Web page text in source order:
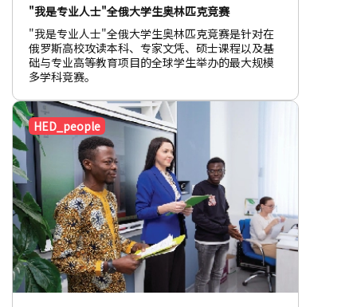
"我是专业人士"全俄大学生奥林匹克竞赛
"我是专业人士"全俄大学生奥林匹克竞赛是针对在
俄罗斯高校攻读本科、专家文凭、硕士课程以及基
础与专业高等教育项目的全球学生举办的最大规模
多学科竞赛。
HED_people